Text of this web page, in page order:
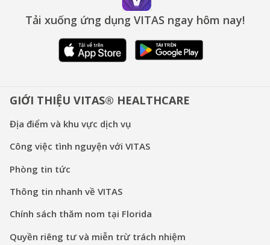
Tải xuống ứng dụng VITAS ngay hôm nay!
GIỚI THIỆU VITAS® HEALTHCARE
Địa điểm và khu vực dịch vụ
Công việc tình nguyện với VITAS
Phòng tin tức
Thông tin nhanh về VITAS
Chính sách thăm nom tại Florida
Quyền riêng tư và miễn trừ trách nhiệm